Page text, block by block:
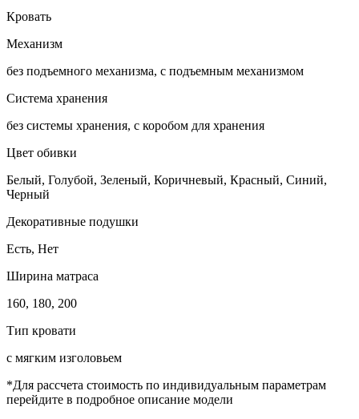
Кровать
Механизм
без подъемного механизма, с подъемным механизмом
Система хранения
без системы хранения, с коробом для хранения
Цвет обивки
Белый, Голубой, Зеленый, Коричневый, Красный, Синий,
Черный
Декоративные подушки
Есть, Нет
Ширина матраса
160, 180, 200
Тип кровати
с мягким изголовьем
*Для рассчета стоимость по индивидуальным параметрам
перейдите в подробное описание модели